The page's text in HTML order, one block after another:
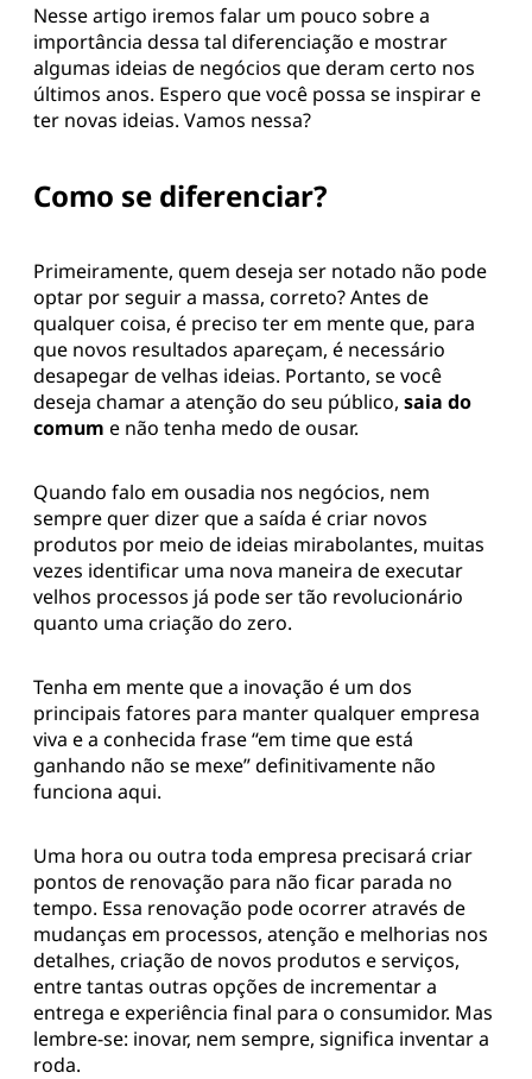
Nesse artigo iremos falar um pouco sobre a
importância dessa tal diferenciação e mostrar
algumas ideias de negócios que deram certo nos
últimos anos. Espero que você possa se inspirar e
ter novas ideias. Vamos nessa?
Como se diferenciar?
Primeiramente, quem deseja ser notado não pode
optar por seguir a massa, correto? Antes de
qualquer coisa, é preciso ter em mente que, para
que novos resultados apareçam, é necessário
desapegar de velhas ideias. Portanto, se você
deseja chamar a atenção do seu público, saia do
comum e não tenha medo de ousar.
Quando falo em ousadia nos negócios, nem
sempre quer dizer que a saída é criar novos
produtos por meio de ideias mirabolantes, muitas
vezes identificar uma nova maneira de executar
velhos processos já pode ser tão revolucionário
quanto uma criação do zero.
Tenha em mente que a inovação é um dos
principais fatores para manter qualquer empresa
viva e a conhecida frase “em time que está
ganhando não se mexe” definitivamente não
funciona aqui.
Uma hora ou outra toda empresa precisará criar
pontos de renovação para não ficar parada no
tempo. Essa renovação pode ocorrer através de
mudanças em processos, atenção e melhorias nos
detalhes, criação de novos produtos e serviços,
entre tantas outras opções de incrementar a
entrega e experiência final para o consumidor. Mas
lembre-se: inovar, nem sempre, significa inventar a
roda.